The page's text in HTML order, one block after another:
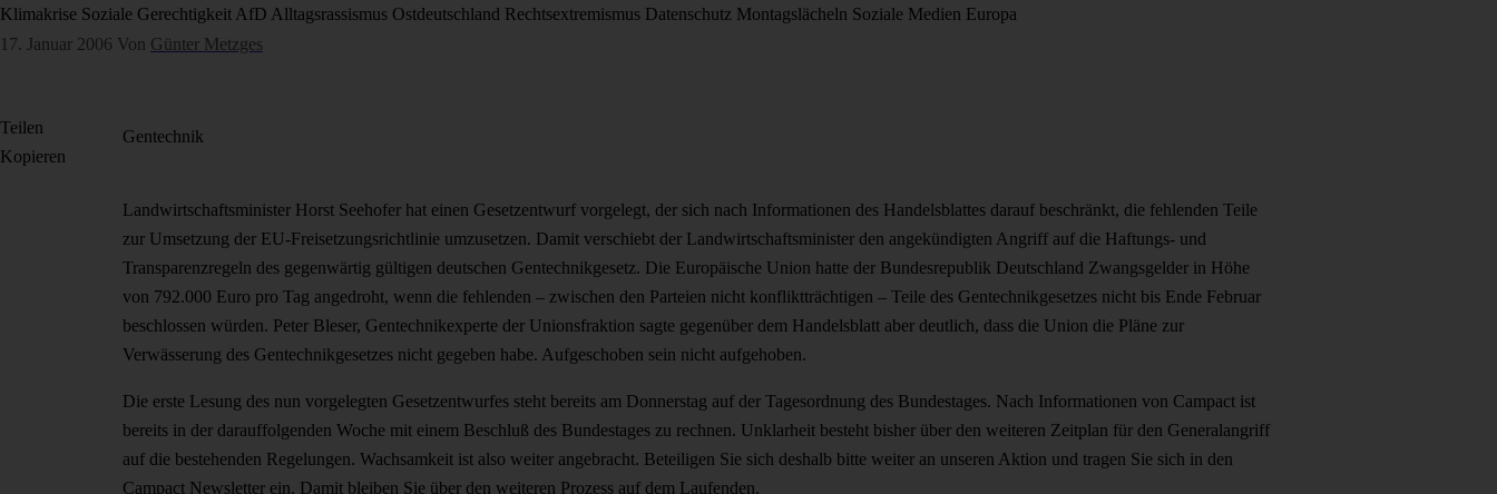
Klimakrise Soziale Gerechtigkeit AfD Alltagsrassismus Ostdeutschland Rechtsextremismus Datenschutz Montagslächeln Soziale Medien Europa
17. Januar 2006 Von Günter Metzges
Gentechnik
Landwirtschaftsminister Horst Seehofer hat einen Gesetzentwurf vorgelegt, der sich nach Informationen des Handelsblattes darauf beschränkt, die fehlenden Teile
zur Umsetzung der EU-Freisetzungsrichtlinie umzusetzen. Damit verschiebt der Landwirtschaftsminister den angekündigten Angriff auf die Haftungs- und
Transparenzregeln des gegenwärtig gültigen deutschen Gentechnikgesetz. Die Europäische Union hatte der Bundesrepublik Deutschland Zwangsgelder in Höhe
von 792.000 Euro pro Tag angedroht, wenn die fehlenden – zwischen den Parteien nicht konfliktträchtigen – Teile des Gentechnikgesetzes nicht bis Ende Februar
beschlossen würden. Peter Bleser, Gentechnikexperte der Unionsfraktion sagte gegenüber dem Handelsblatt aber deutlich, dass die Union die Pläne zur
Verwässerung des Gentechnikgesetzes nicht gegeben habe. Aufgeschoben sein nicht aufgehoben.
Die erste Lesung des nun vorgelegten Gesetzentwurfes steht bereits am Donnerstag auf der Tagesordnung des Bundestages. Nach Informationen von Campact ist
bereits in der darauffolgenden Woche mit einem Beschluß des Bundestages zu rechnen. Unklarheit besteht bisher über den weiteren Zeitplan für den Generalangriff
auf die bestehenden Regelungen. Wachsamkeit ist also weiter angebracht. Beteiligen Sie sich deshalb bitte weiter an unseren Aktion und tragen Sie sich in den
Campact Newsletter ein. Damit bleiben Sie über den weiteren Prozess auf dem Laufenden.
Teilen
Kopieren